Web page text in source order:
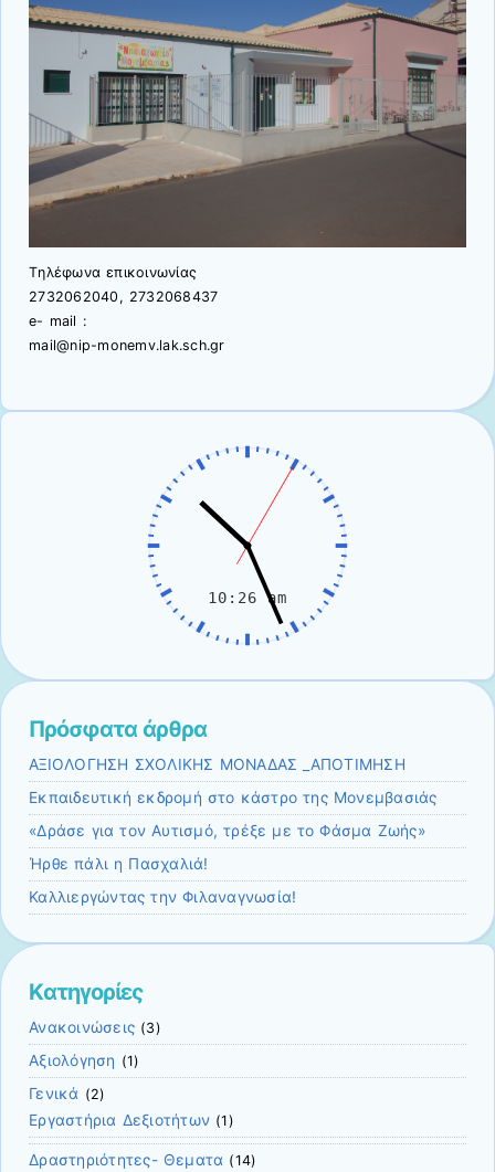
Tηλέφωνα επικοινωνίας
2732062040, 2732068437
e- mail :
mail@nip-monemv.lak.sch.gr
Πρόσφατα άρθρα
ΑΞΙΟΛΟΓΗΣΗ ΣΧΟΛΙΚΗΣ ΜΟΝΑΔΑΣ _ΑΠΟΤΙΜΗΣΗ
Εκπαιδευτική εκδρομή στο κάστρο της Μονεμβασιάς
«Δράσε για τον Αυτισμό, τρέξε με το Φάσμα Ζωής»
Ήρθε πάλι η Πασχαλιά!
Καλλιεργώντας την Φιλαναγνωσία!
Kατηγορίες
Ανακοινώσεις (3)
Αξιολόγηση (1)
Γενικά (2)
Εργαστήρια Δεξιοτήτων (1)
Δραστηριότητες- Θεματα (14)